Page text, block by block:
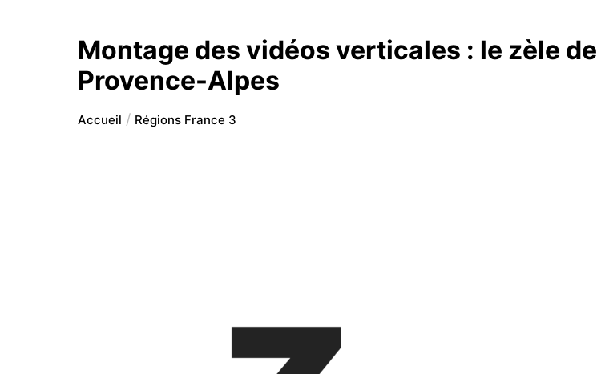
Montage des vidéos verticales : le zèle de
Provence-Alpes
Accueil Régions France 3